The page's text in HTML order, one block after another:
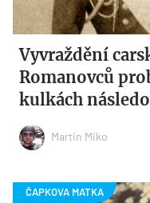
Vyvraždění
Romanovců
kulkách
Martin Miko